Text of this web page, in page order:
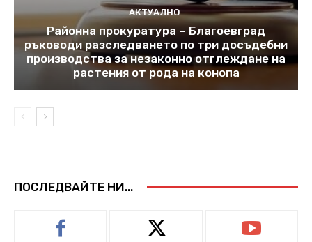
АКТУАЛНО
Районна прокуратура – Благоевград
ръководи разследването по три досъдебни
производства за незаконно отглеждане на
растения от рода на конопа
ПОСЛЕДВАЙТЕ НИ...